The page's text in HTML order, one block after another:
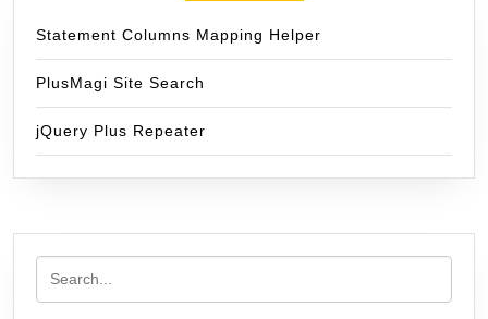
Statement Columns Mapping Helper
PlusMagi Site Search
jQuery Plus Repeater